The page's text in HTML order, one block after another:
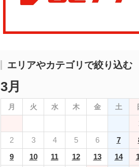
エリアやカテゴリで絞り込む
3月
月 火 水 木 金 土
2
3 4 5 6 7
9
10 11 12 13 14